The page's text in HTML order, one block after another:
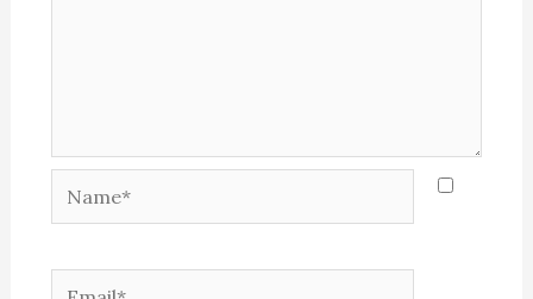
Name*
Email*